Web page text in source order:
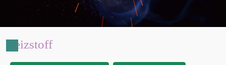
Reizstoff